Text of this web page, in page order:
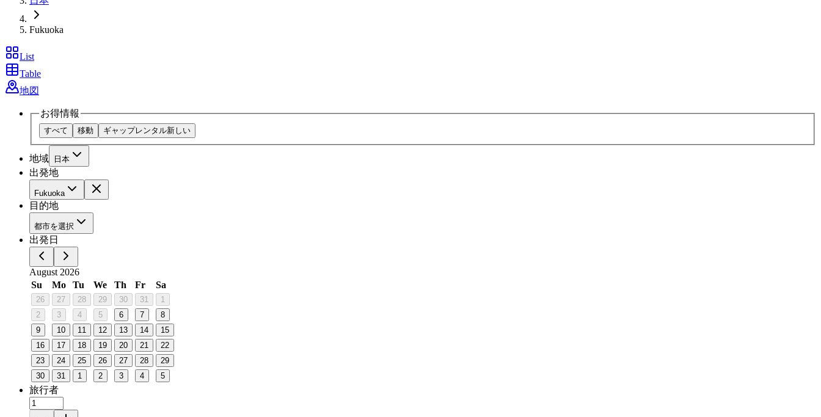
Fukuoka
List
Table
地図
お得情報
すべて 移動 ギャップレンタル新しい
地域 日本
出発地
Fukuoka
目的地
都市を選択
出発日
August 2026
Su
Mo Tu We Th Fr Sa
26 27 28 29 30 31
1
2
3 4 5 6 7
8
9
10 11 12 13 14
15
16
17 18 19 20 21
22
23
24 25 26 27 28
29
30
31 1 2 3 4 5
旅行者